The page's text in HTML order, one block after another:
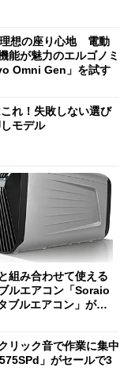
想の座り心地 電動
能が魅力のエルゴノミ
Omni Gen」を試す
れ！失敗しない選び
モデル
組み合わせて使える
ルエアコン「Soraio
ブルエアコン」がセ
リック音で作業に集中
」がセールで3